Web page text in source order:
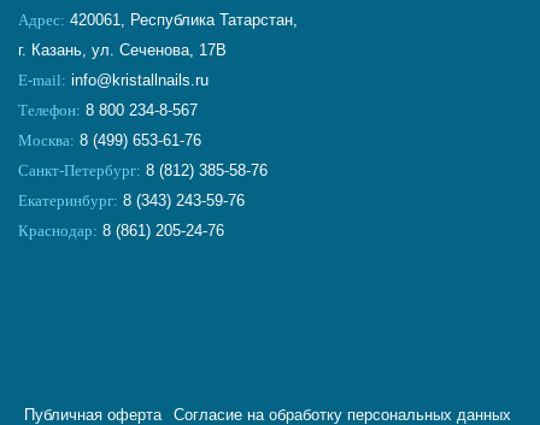
Адрес: 420061, Республика Татарстан,
г. Казань, ул. Сеченова, 17В
E-mail: info@kristallnails.ru
Телефон: 8 800 234-8-567
Москва: 8 (499) 653-61-76
Санкт-Петербург: 8 (812) 385-58-76
Екатеринбург: 8 (343) 243-59-76
Краснодар: 8 (861) 205-24-76
Публичная оферта Согласие на обработку персональных данных